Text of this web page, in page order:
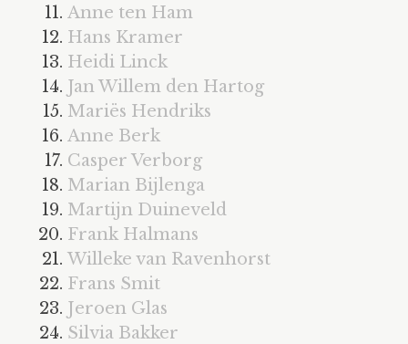
white
drawings
work in progress
drilling and perforating
info
cv
texts
agenda
contact
Anne ten Ham
Hans Kramer
Heidi Linck
Jan Willem den Hartog
Mariës Hendriks
Anne Berk
Casper Verborg
Marian Bijlenga
Martijn Duineveld
Frank Halmans
Willeke van Ravenhorst
Frans Smit
Jeroen Glas
Silvia Bakker